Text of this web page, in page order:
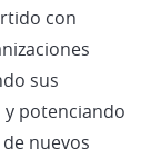
con
sus
potenciando
nuevos